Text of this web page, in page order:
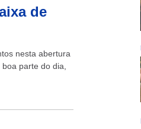
de
nesta abertura
parte do dia,